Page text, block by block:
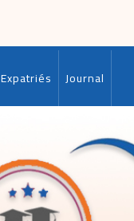
Expatriés Journal